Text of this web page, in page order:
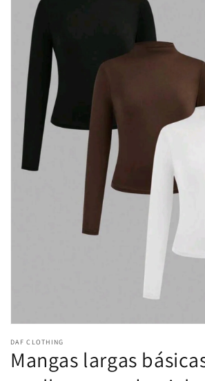
elemento
1
en
DAF CLOTHING
Mangas largas